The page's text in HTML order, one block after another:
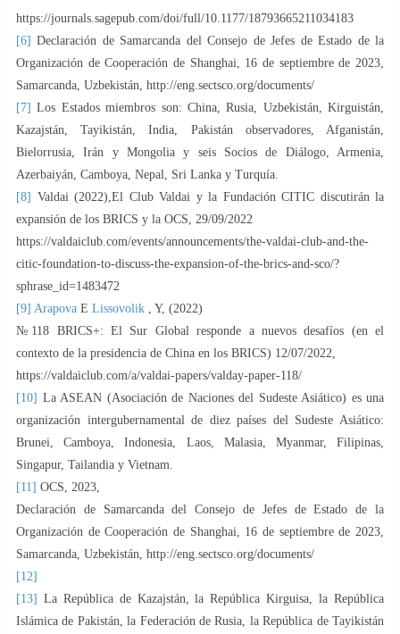
https://journals.sagepub.com/doi/full/10.1177/18793665211034183
[6] Declaración de Samarcanda del Consejo de Jefes de Estado de la
Organización de Cooperación de Shanghai, 16 de septiembre de 2023,
Samarcanda, Uzbekistán, http://eng.sectsco.org/documents/
[7] Los Estados miembros son: China, Rusia, Uzbekistán, Kirguistán,
Kazajstán, Tayikistán, India, Pakistán observadores, Afganistán,
Bielorrusia, Irán y Mongolia y seis Socios de Diálogo, Armenia,
Azerbaiyán, Camboya, Nepal, Sri Lanka y Turquía.
[8] Valdai (2022),El Club Valdai y la Fundación CITIC discutirán la
expansión de los BRICS y la OCS, 29/09/2022
https://valdaiclub.com/events/announcements/the-valdai-club-and-the-
citic-foundation-to-discuss-the-expansion-of-the-brics-and-sco/?
sphrase_id=1483472
[9] Arapova E Lissovolik , Y, (2022)
№118 BRICS+: El Sur Global responde a nuevos desafíos (en el
contexto de la presidencia de China en los BRICS) 12/07/2022,
https://valdaiclub.com/a/valdai-papers/valday-paper-118/
[10] La ASEAN (Asociación de Naciones del Sudeste Asiático) es una
organización intergubernamental de diez países del Sudeste Asiático:
Brunei, Camboya, Indonesia, Laos, Malasia, Myanmar, Filipinas,
Singapur, Tailandia y Vietnam.
[11] OCS, 2023,
Declaración de Samarcanda del Consejo de Jefes de Estado de la
Organización de Cooperación de Shanghai, 16 de septiembre de 2023,
Samarcanda, Uzbekistán, http://eng.sectsco.org/documents/
[12]
[13] La República de Kazajstán, la República Kirguisa, la República
Islámica de Pakistán, la Federación de Rusia, la República de Tayikistán